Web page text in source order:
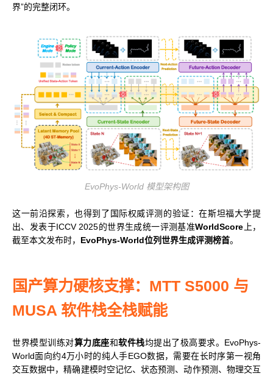
界”的完整闭环。
EvoPhys-World 模型架构图
这一前沿探索，也得到了国际权威评测的验证：在斯坦福大学提
出、发表于ICCV 2025的世界生成统一评测基准WorldScore 上，
截至本文发布时， EvoPhys-World位列世界生成评测榜首。
国产算力硬核支撑：MTT S5000 与
MUSA 软件栈全栈赋能
世界模型训练对算力底座和软件栈均提出了极高要求。EvoPhys-
World面向约4万小时的纯人手EGO数据，需要在长时序第一视角
交互数据中，精确建模时空记忆、状态预测、动作预测、物理交互